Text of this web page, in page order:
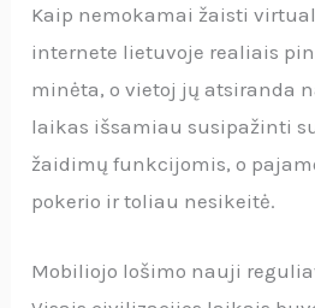
Kaip nemokamai žaisti
internete lietuvoje realiais
minėta, o vietoj jų atsiranda
laikas išsamiau susipažinti
žaidimų funkcijomis, o
pokerio ir toliau nesikeitė.
Mobiliojo lošimo nauji